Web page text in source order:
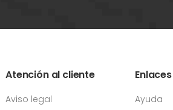
Atención al cliente
Aviso legal
Ayuda